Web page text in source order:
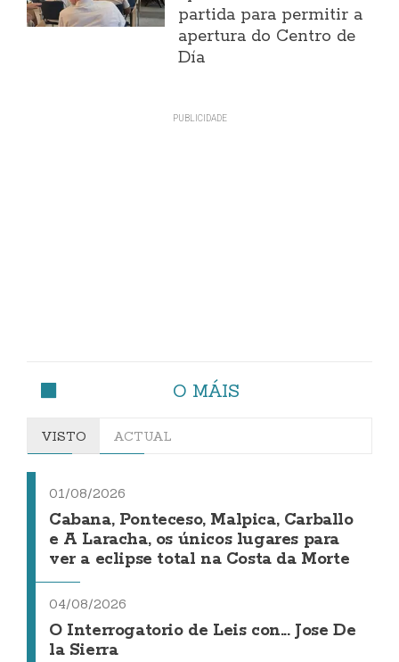
partida para permitir a
apertura do Centro de
Día
O MÁIS
VISTO ACTUAL
01/08/2026
Cabana, Ponteceso, Malpica, Carballo
e A Laracha, os únicos lugares para
ver a eclipse total na Costa da Morte
04/08/2026
O Interrogatorio de Leis con... Jose De
la Sierra